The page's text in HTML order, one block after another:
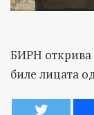
БИРН
биле лицата